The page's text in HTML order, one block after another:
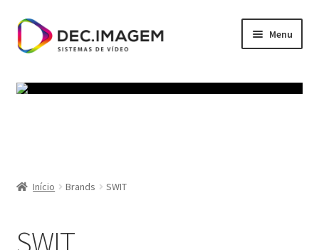
Ir
para
navegação
Saltar
para
conteúdo
Menu
Carrinho
Início Brands SWIT
SWIT